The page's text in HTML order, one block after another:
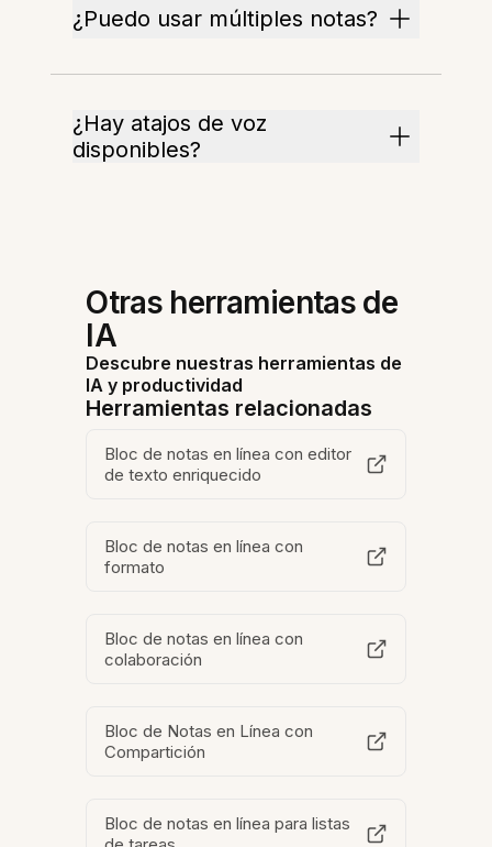
¿Puedo usar múltiples notas?
¿Hay atajos de voz
disponibles?
Otras herramientas de
IA
Descubre nuestras herramientas de
IA y productividad
Herramientas relacionadas
Bloc de notas en línea con editor
de texto enriquecido
Bloc de notas en línea con
formato
Bloc de notas en línea con
colaboración
Bloc de Notas en Línea con
Compartición
Bloc de notas en línea para listas